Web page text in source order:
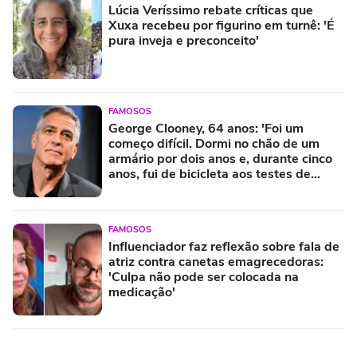
Lúcia Veríssimo rebate críticas que
Xuxa recebeu por figurino em turnê: 'É
pura inveja e preconceito'
FAMOSOS
George Clooney, 64 anos: 'Foi um
começo difícil. Dormi no chão de um
armário por dois anos e, durante cinco
anos, fui de bicicleta aos testes de
FAMOSOS
Influenciador faz reflexão sobre fala de
atriz contra canetas emagrecedoras:
'Culpa não pode ser colocada na
medicação'